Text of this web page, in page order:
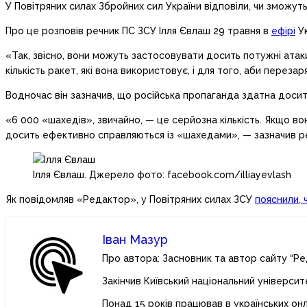
У Повітряних силах Збройних сил України відповіли, чи
Про це розповів речник ПС ЗСУ Ілля Євлаш 29 травня в ефірі
«Так, звісно, вони можуть застосовувати досить потужні
кількість ракет, які вона використовує, і для того, аби
Водночас він зазначив, що російська пропаганда здатна
«6 000 «шахедів», звичайно, — це серйозна кількість. Якщо
досить ефективно справляються із «шахедами», — зазначив
Ілля Євлаш. Джерело фото: facebook.com/illiayevlash
Як повідомляв «Редактор», у Повітряних силах ЗСУ пояснили,
Іван Мазур
Про автора: Засновник та автор сайту
Закінчив Київський національний
Понад 15 років працював в українських